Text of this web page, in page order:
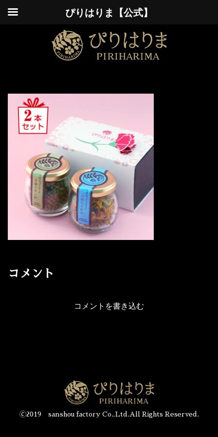
コメント
コメントを書き込む
🄫2019 sanshou factory Co.,Ltd.All Rights Reserved.
ぴりはりま【公式】